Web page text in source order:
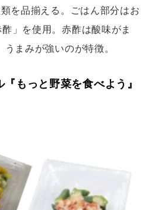
を品揃える。ごはん部分はお
」を使用。赤酢は酸味がま
まみが強いのが特徴。
もっと野菜を食べよう』